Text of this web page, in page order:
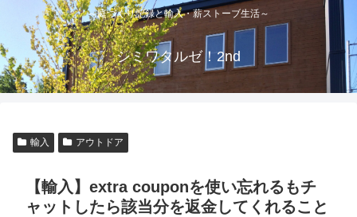
～庭づくり記録と輸入・薪ストーブ生活～
シミワタルゼ！2nd
輸入 アウトドア
【輸入】extra couponを使い忘れるもチ
ャットしたら該当分を返金してくれること